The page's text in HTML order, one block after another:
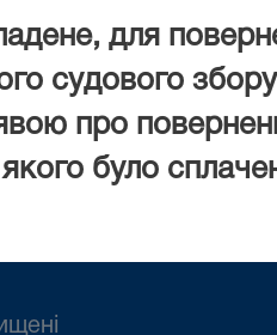
для
судового
про
було